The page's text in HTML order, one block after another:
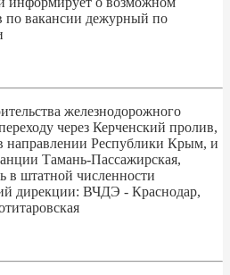
по вакансии дежурный по
железнодорожного
через Керченский пролив,
направлении Республики Крым, и
Тамань-Пассажирская,
в штатной численности
дирекции: ВЧДЭ - Краснодар,